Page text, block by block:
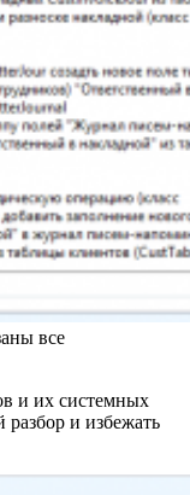
все
и их системных
разбор и избежать